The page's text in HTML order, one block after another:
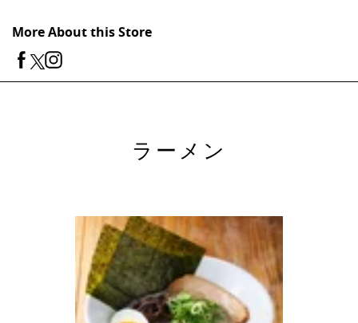
More About this Store
ラーメン